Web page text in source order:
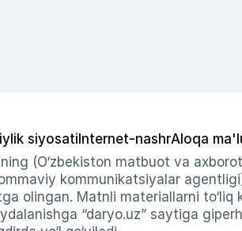
siyosati Internet-nashrAloqa
(O‘zbekiston matbuot va
kommunikatsiyalar
olingan. Matnli materiallarni
“daryo.uz” saytiga